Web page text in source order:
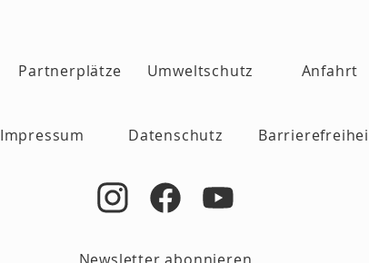
Partnerplätze Umweltschutz Anfahrt
Impressum Datenschutz